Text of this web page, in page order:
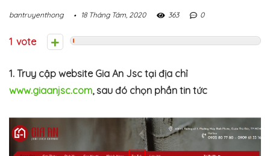
bantruyenthong 18 Tháng Tám, 2020 363 0
1
1. Truy cập website Gia An Jsc tại địa chỉ
www.giaanjsc.com, sau đó chọn phần tin tức